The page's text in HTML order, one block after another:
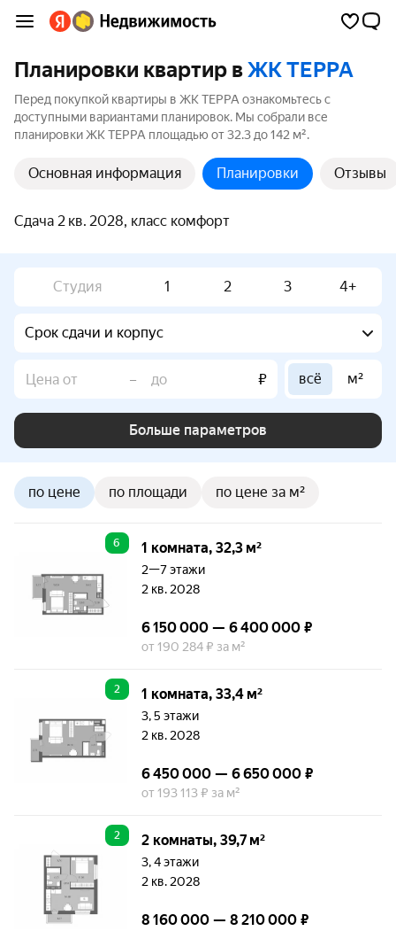
Планировки квартир вЖК ТЕРРА
Перед покупкой квартиры в ЖК ТЕРРА ознакомьтесь с
доступными вариантами планировок. Мы собрали все
планировки ЖК ТЕРРА площадью от 32.3 до 142 м².
Основная информация Планировки Отзывы
Сдача 2 кв. 2028, класс комфорт
Студия 1 2 3 4+
Срок сдачи и корпус
– ₽ всё м²
Больше параметров
по цене по площади по цене за м²
6 1 комната, 32,3 м²
2—7 этажи
2 кв. 2028
6 150 000 — 6 400 000 ₽
от 190 284 ₽ за м²
2 1 комната, 33,4 м²
3, 5 этажи
2 кв. 2028
6 450 000 — 6 650 000 ₽
от 193 113 ₽ за м²
2 2 комнаты, 39,7 м²
3, 4 этажи
2 кв. 2028
8 160 000 — 8 210 000 ₽